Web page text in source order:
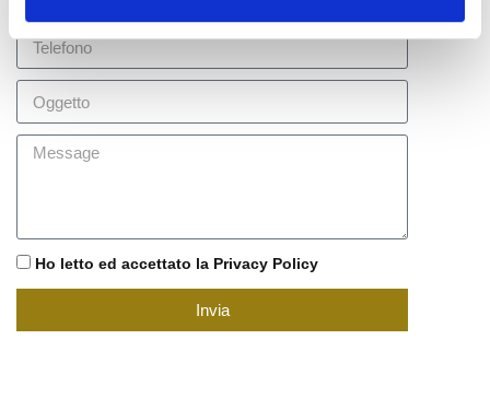
Ho letto ed accettato la Privacy Policy
Invia